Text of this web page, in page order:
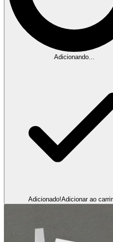
Adicionando...
Adicionado!Adicionar ao